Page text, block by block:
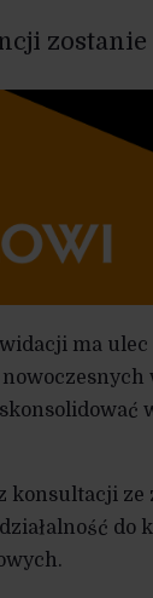
ma ulec
konsultacji